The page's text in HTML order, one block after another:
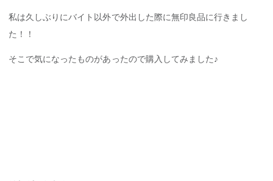
私は久しぶりにバイト以外で外出した際に無印良品に行きまし
た！！
そこで気になったものがあったので購入してみました♪